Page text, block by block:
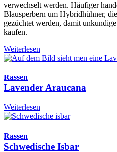
verwechselt werden. Häufiger
Blausperbern um Hybridhühner,
gezüchtet werden, damit
kaufen.
Weiterlesen
Rassen
Lavender Araucana
Weiterlesen
Rassen
Schwedische Isbar